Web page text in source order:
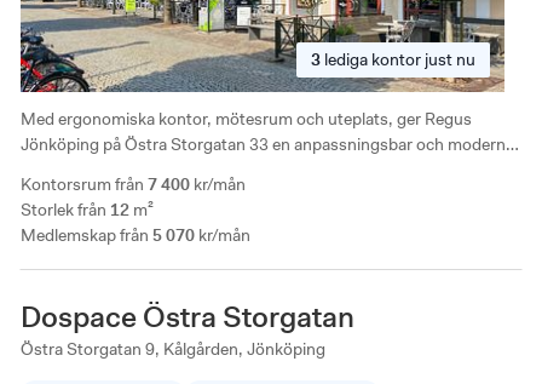
3 lediga kontor just nu
Kontorsrum från 7 400 kr/mån
Storlek från 12 m²
Medlemskap från 5 070 kr/mån
Med ergonomiska kontor, mötesrum och uteplats, ger Regus
Jönköping på Östra Storgatan 33 en anpassningsbar och modern
restauranger och shopping, vilket gör det till en praktisk arbetsplats
för företag.
Dospace Östra Storgatan
Östra Storgatan 9, Kålgården, Jönköping